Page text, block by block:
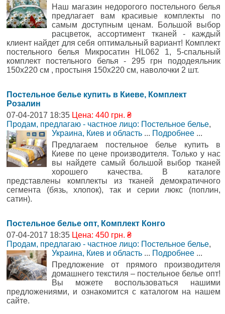
Наш магазин недорогого постельного белья
предлагает вам красивые комплекты по
самым доступным ценам. Большой выбор
расцветок, ассортимент тканей - каждый
клиент найдет для себя оптимальный вариант! Комплект
постельного белья Микросатин HL062 1, 5-спальный
комплект постельного белья - 295 грн пододеяльник
150x220 см , простыня 150x220 см, наволочки 2 шт.
Постельное белье купить в Киеве, Комплект
Розалин
07-04-2017 18:35 Цена: 440 грн. ₴
Продам, предлагаю - частное лицо: Постельное белье,
Украина, Киев и область ... Подробнее ...
Предлагаем постельное белье купить в
Киеве по цене производителя. Только у нас
вы найдете самый большой выбор тканей
хорошего качества. В каталоге
представлены комплекты из тканей демократичного
сегмента (бязь, хлопок), так и серии люкс (поплин,
сатин).
Постельное белье опт, Комплект Конго
07-04-2017 18:35 Цена: 450 грн. ₴
Продам, предлагаю - частное лицо: Постельное белье,
Украина, Киев и область ... Подробнее ...
Предложение от прямого производителя
домашнего текстиля – постельное белье опт!
Вы можете воспользоваться нашими
предложениями, и ознакомится с каталогом на нашем
сайте.